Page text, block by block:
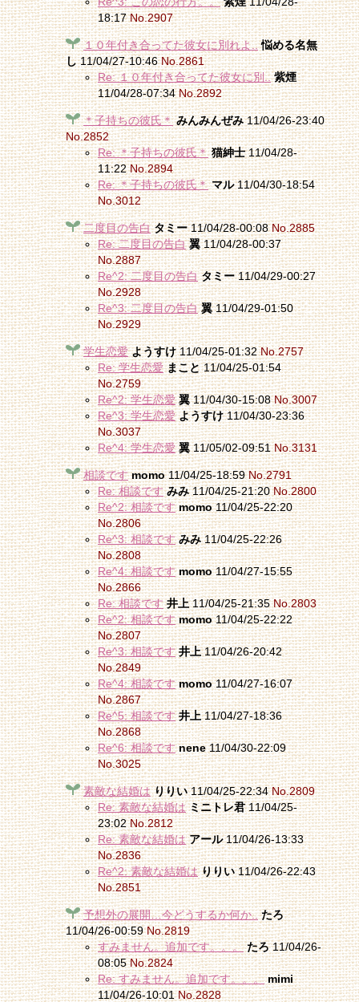
18:17No.2907
１０年付き合ってた彼女に別れよ.. 悩める名無
し11/04/27-10:46No.2861
Re: １０年付き合ってた彼女に別.. 紫煙
11/04/28-07:34No.2892
＊子持ちの彼氏＊ みんみんぜみ11/04/26-23:40
No.2852
Re: ＊子持ちの彼氏＊ 猫紳士11/04/28-
11:22No.2894
Re: ＊子持ちの彼氏＊ マル11/04/30-18:54
No.3012
二度目の告白 タミー11/04/28-00:08No.2885
Re: 二度目の告白 翼11/04/28-00:37
No.2887
Re^2: 二度目の告白 タミー11/04/29-00:27
No.2928
Re^3: 二度目の告白 翼11/04/29-01:50
No.2929
学生恋愛 ようすけ11/04/25-01:32No.2757
Re: 学生恋愛 まこと11/04/25-01:54
No.2759
Re^2: 学生恋愛 翼11/04/30-15:08No.3007
Re^3: 学生恋愛 ようすけ11/04/30-23:36
No.3037
Re^4: 学生恋愛 翼11/05/02-09:51No.3131
相談です momo11/04/25-18:59No.2791
Re: 相談です みみ11/04/25-21:20No.2800
Re^2: 相談です momo11/04/25-22:20
No.2806
Re^3: 相談です みみ11/04/25-22:26
No.2808
Re^4: 相談です momo11/04/27-15:55
No.2866
Re: 相談です 井上11/04/25-21:35No.2803
Re^2: 相談です momo11/04/25-22:22
No.2807
Re^3: 相談です 井上11/04/26-20:42
No.2849
Re^4: 相談です momo11/04/27-16:07
No.2867
Re^5: 相談です 井上11/04/27-18:36
No.2868
Re^6: 相談です nene11/04/30-22:09
No.3025
素敵な結婚は りりい11/04/25-22:34No.2809
Re: 素敵な結婚は ミニトレ君11/04/25-
23:02No.2812
Re: 素敵な結婚は アール11/04/26-13:33
No.2836
Re^2: 素敵な結婚は りりい11/04/26-22:43
No.2851
予想外の展開…今どうするか何か.. たろ
11/04/26-00:59No.2819
すみません。追加です。。。 たろ11/04/26-
08:05No.2824
Re: すみません。追加です。。。 mimi
11/04/26-10:01No.2828